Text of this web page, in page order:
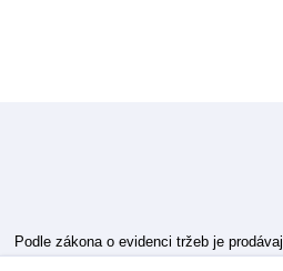
Podle zákona o evidenci tržeb je